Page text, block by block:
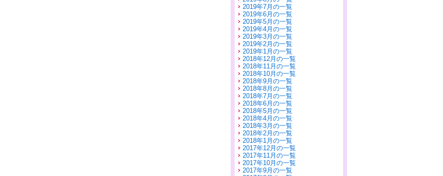
2019年7月の一覧
2019年6月の一覧
2019年5月の一覧
2019年4月の一覧
2019年3月の一覧
2019年2月の一覧
2019年1月の一覧
2018年12月の一覧
2018年11月の一覧
2018年10月の一覧
2018年9月の一覧
2018年8月の一覧
2018年7月の一覧
2018年6月の一覧
2018年5月の一覧
2018年4月の一覧
2018年3月の一覧
2018年2月の一覧
2018年1月の一覧
2017年12月の一覧
2017年11月の一覧
2017年10月の一覧
2017年9月の一覧